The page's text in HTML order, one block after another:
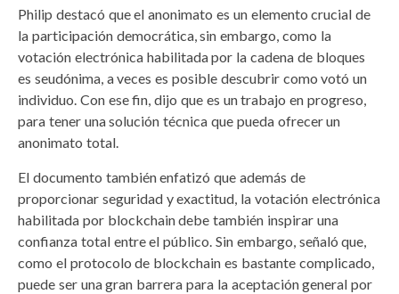
Philip destacó que el anonimato es un elemento crucial de
la participación democrática, sin embargo, como la
votación electrónica habilitada por la cadena de bloques
es seudónima, a veces es posible descubrir como votó un
individuo. Con ese fin, dijo que es un trabajo en progreso,
para tener una solución técnica que pueda ofrecer un
anonimato total.
El documento también enfatizó que además de
proporcionar seguridad y exactitud, la votación electrónica
habilitada por blockchain debe también inspirar una
confianza total entre el público. Sin embargo, señaló que,
como el protocolo de blockchain es bastante complicado,
puede ser una gran barrera para la aceptación general por